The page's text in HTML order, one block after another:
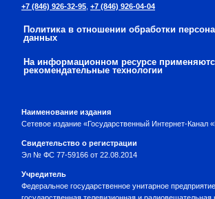
+7 (846) 926-32-95 +7 (846) 926-04-04
Политика в отношении обработки
данных
На информационном ресурсе
рекомендательные технологии
Наименование издания
Сетевое издание «Государственный Интернет-Канал
Свидетельство о регистрации
Эл № ФС 77-59166 от 22.08.2014
Учредитель
Федеральное государственное унитарное